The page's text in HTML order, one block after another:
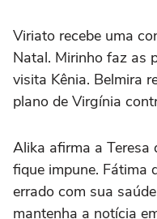
Viriato recebe uma
Natal. Mirinho faz as
visita Kênia. Belmira
plano de Virgínia
Alika afirma a Teresa
fique impune. Fátima
errado com sua
mantenha a notícia